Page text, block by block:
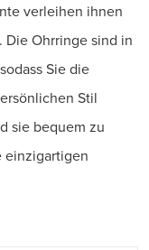
verleihen ihnen
Ohrringe sind in
Sie die
Stil
sie bequem zu
einzigartigen